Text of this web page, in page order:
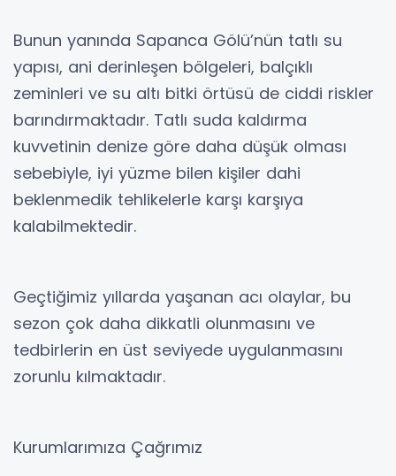
Bunun yanında Sapanca Gölü’nün tatlı su
yapısı, ani derinleşen bölgeleri, balçıklı
zeminleri ve su altı bitki örtüsü de ciddi riskler
barındırmaktadır. Tatlı suda kaldırma
kuvvetinin denize göre daha düşük olması
sebebiyle, iyi yüzme bilen kişiler dahi
beklenmedik tehlikelerle karşı karşıya
kalabilmektedir.
Geçtiğimiz yıllarda yaşanan acı olaylar, bu
sezon çok daha dikkatli olunmasını ve
tedbirlerin en üst seviyede uygulanmasını
zorunlu kılmaktadır.
Kurumlarımıza Çağrımız